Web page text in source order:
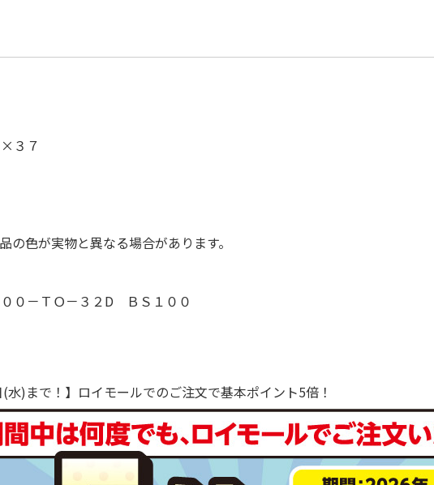
３７
色が実物と異なる場合があります。
０－ＴＯ－３２D ＢＳ１００
(水)まで！】ロイモールでのご注文で基本ポイント5倍！